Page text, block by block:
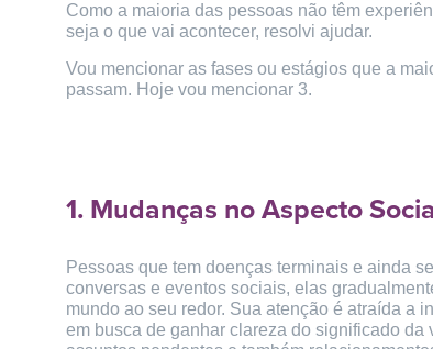
Como a maioria das pessoas não têm
seja o que vai acontecer, resolvi ajudar.
Vou mencionar as fases ou estágios que a
passam. Hoje vou mencionar 3.
1. Mudanças no Aspecto
Pessoas que tem doenças terminais e ainda
conversas e eventos sociais, elas
mundo ao seu redor. Sua atenção é atraída a
em busca de ganhar clareza do significado